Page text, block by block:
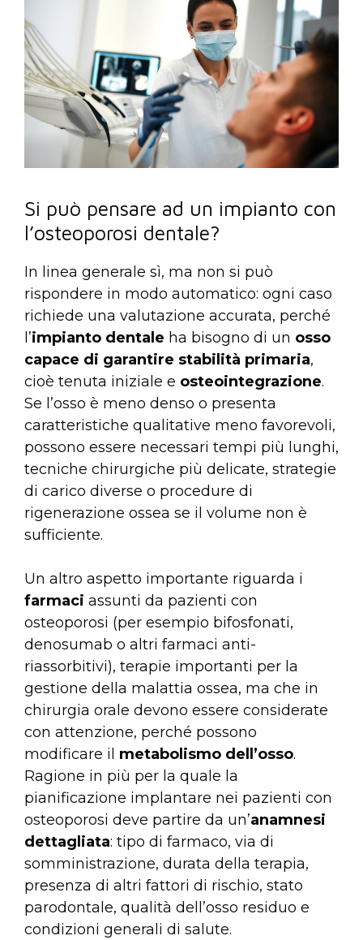
Si può pensare ad un impianto con
l’osteoporosi dentale?
In linea generale sì, ma non si può
rispondere in modo automatico: ogni caso
richiede una valutazione accurata, perché
l’impianto dentale ha bisogno di un osso
capace di garantire stabilità primaria,
cioè tenuta iniziale e osteointegrazione.
Se l’osso è meno denso o presenta
caratteristiche qualitative meno favorevoli,
possono essere necessari tempi più lunghi,
tecniche chirurgiche più delicate, strategie
di carico diverse o procedure di
rigenerazione ossea se il volume non è
sufficiente.
Un altro aspetto importante riguarda i
farmaci assunti da pazienti con
osteoporosi (per esempio bifosfonati,
denosumab o altri farmaci anti-
riassorbitivi), terapie importanti per la
gestione della malattia ossea, ma che in
chirurgia orale devono essere considerate
con attenzione, perché possono
modificare il metabolismo dell’osso.
Ragione in più per la quale la
pianificazione implantare nei pazienti con
osteoporosi deve partire da un’anamnesi
dettagliata: tipo di farmaco, via di
somministrazione, durata della terapia,
presenza di altri fattori di rischio, stato
parodontale, qualità dell’osso residuo e
condizioni generali di salute.